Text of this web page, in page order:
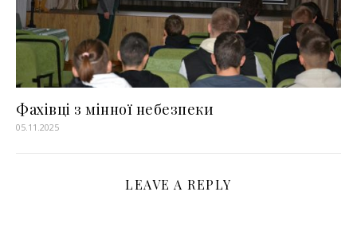
Фахівці з мінної небезпеки
05.11.2025
LEAVE A REPLY